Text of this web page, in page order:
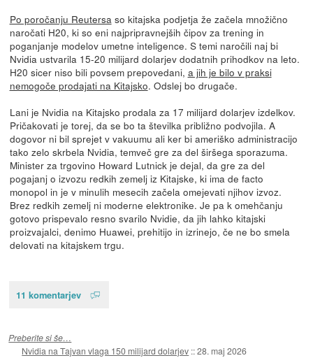
Po poročanju Reutersa so kitajska podjetja že začela množično
naročati H20, ki so eni najpripravnejših čipov za trening in
poganjanje modelov umetne inteligence. S temi naročili naj bi
Nvidia ustvarila 15-20 milijard dolarjev dodatnih prihodkov na leto.
H20 sicer niso bili povsem prepovedani, a jih je bilo v praksi
nemogoče prodajati na Kitajsko. Odslej bo drugače.
Lani je Nvidia na Kitajsko prodala za 17 milijard dolarjev izdelkov.
Pričakovati je torej, da se bo ta številka približno podvojila. A
dogovor ni bil sprejet v vakuumu ali ker bi ameriško administracijo
tako zelo skrbela Nvidia, temveč gre za del širšega sporazuma.
Minister za trgovino Howard Lutnick je dejal, da gre za del
pogajanj o izvozu redkih zemelj iz Kitajske, ki ima de facto
monopol in je v minulih mesecih začela omejevati njihov izvoz.
Brez redkih zemelj ni moderne elektronike. Je pa k omehčanju
gotovo prispevalo resno svarilo Nvidie, da jih lahko kitajski
proizvajalci, denimo Huawei, prehitijo in izrinejo, če ne bo smela
delovati na kitajskem trgu.
11 komentarjev
Preberite si še…
Nvidia na Tajvan vlaga 150 milijard dolarjev ::28. maj 2026